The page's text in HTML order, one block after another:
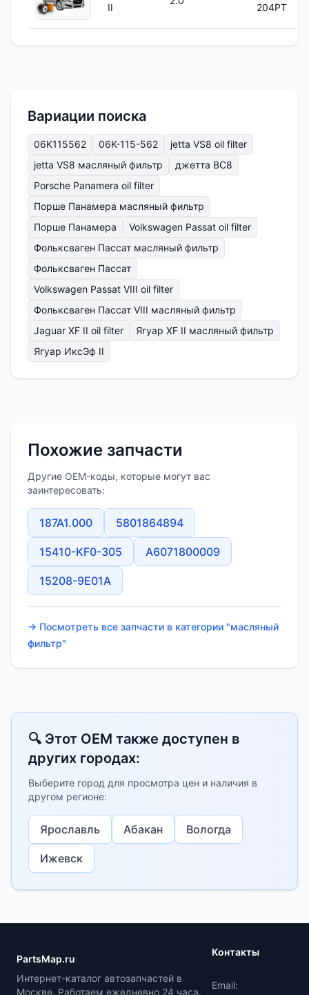
II
204PT
Вариации поиска
06K115562 06K-115-562
jetta VS8 oil filter
jetta VS8 масляный фильтр
джетта ВС8
Porsche Panamera oil filter
Порше Панамера масляный фильтр
Порше Панамера
Volkswagen Passat oil filter
Фольксваген Пассат масляный фильтр
Фольксваген Пассат
Volkswagen Passat VIII oil filter
Фольксваген Пассат VIII масляный фильтр
Jaguar XF II oil filter
Ягуар XF II масляный фильтр
Ягуар ИксЭф II
Похожие запчасти
Другие OEM-коды, которые могут вас
заинтересовать:
187A1.000 5801864894
15410-KF0-305 A6071800009
15208-9E01A
→ Посмотреть все запчасти в категории "масляный
фильтр"
🔍 Этот OEM также доступен в
других городах:
Выберите город для просмотра цен и наличия в
другом регионе:
Ярославль Абакан Вологда
Ижевск
PartsMap.ru
Интернет-каталог автозапчастей в
Москве. Работаем ежедневно 24 часа.
Контакты
Email: